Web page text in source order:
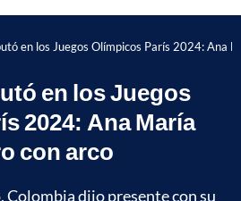
en los Juegos Olímpicos París 2024: Ana
en los Juegos
2024: Ana María
con arco
Colombia dijo presente con su